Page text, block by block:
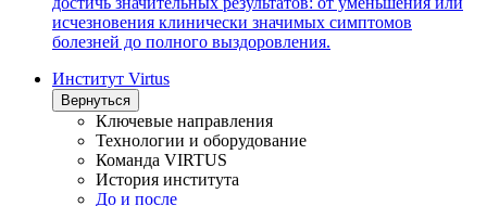
исчезновения клинически значимых симптомов
болезней до полного выздоровления.
Институт Virtus
Вернуться
Ключевые направления
Технологии и оборудование
Команда VIRTUS
История института
До и после